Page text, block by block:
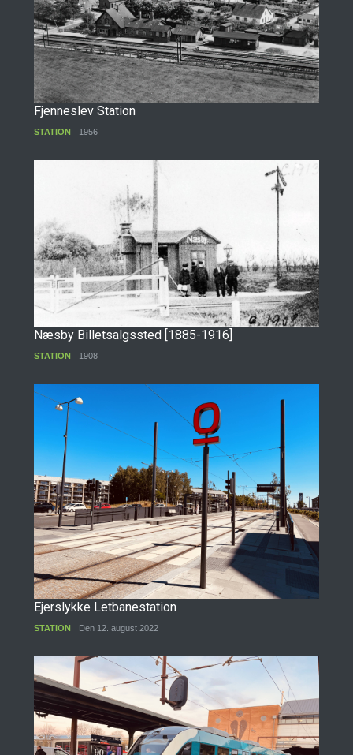
Fjenneslev Station
STATION 1956
Næsby Billetsalgssted [1885-1916]
STATION 1908
Ejerslykke Letbanestation
STATION Den 12. august 2022